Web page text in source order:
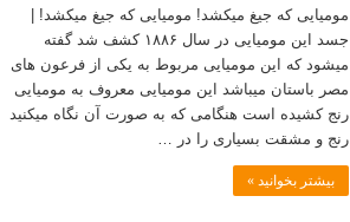
مومیایی که جیغ میکشد! مومیایی که جیغ میکشد! |
جسد این مومیایی در سال ۱۸۸۶ کشف شد گفته
میشود که این مومیایی مربوط به یکی از فرعون های
مصر باستان میباشد این مومیایی معروف به مومیایی
رنج کشیده است هنگامی که به صورت آن نگاه میکنید
رنج و مشقت بسیاری را در …
بیشتر بخوانید »